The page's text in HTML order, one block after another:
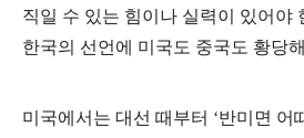
직일 수 있는 힘이나 실력이 있어야
한국의 선언에 미국도 중국도 황당
미국에서는 대선 때부터 ‘반미면 어